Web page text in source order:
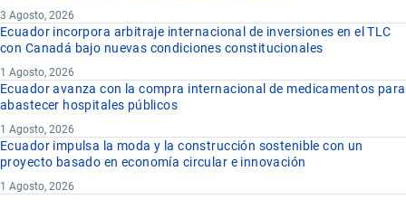
3 Agosto, 2026
Ecuador incorpora arbitraje internacional de inversiones en el TLC
con Canadá bajo nuevas condiciones constitucionales
1 Agosto, 2026
Ecuador avanza con la compra internacional de medicamentos para
abastecer hospitales públicos
1 Agosto, 2026
Ecuador impulsa la moda y la construcción sostenible con un
proyecto basado en economía circular e innovación
1 Agosto, 2026